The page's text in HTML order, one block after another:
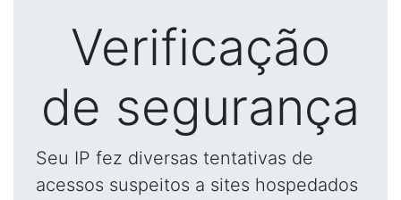
Verificação
de segurança
Seu IP fez diversas tentativas de
acessos suspeitos a sites hospedados